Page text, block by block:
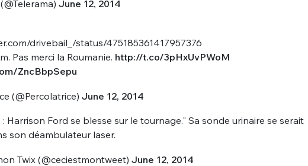
June 12, 2014
drivebail_/status/475185361417957376
Pas merci la Roumanie. http://t.co/3pHxUvPWoM
ZncBbpSepu
(@Percolatrice) June 12, 2014
: Harrison Ford se blesse sur le tournage." Sa sonde urinaire se serait
son déambulateur laser.
Twix (@ceciestmontweet) June 12, 2014